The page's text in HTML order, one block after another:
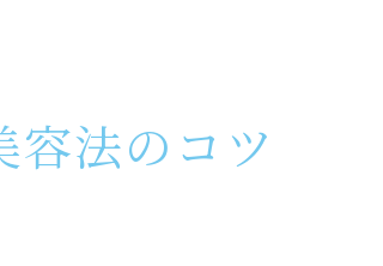
に保つための具体的ニキビケア習慣
基本を押さえた生活リズムの整え方
容法のコツ